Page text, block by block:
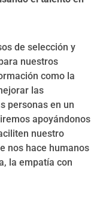
de selección y
nuestros
como la
las
personas en un
apoyándonos
nuestro
nos hace humanos
la empatía con